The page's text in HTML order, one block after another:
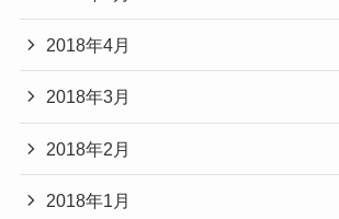
2018年4月
2018年3月
2018年2月
2018年1月